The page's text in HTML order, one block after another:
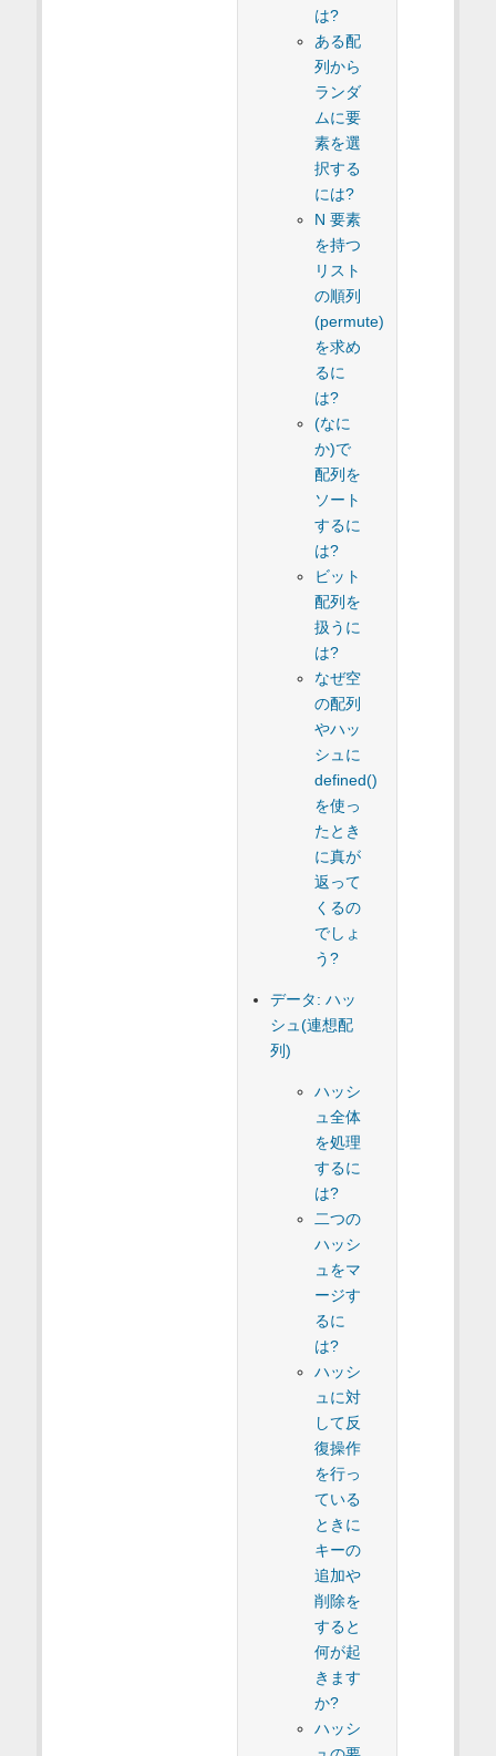
は?
ある配
列から
ランダ
ムに要
素を選
択する
には?
N 要素
を持つ
リスト
の順列
(permute)
を求め
るに
は?
(なに
か)で
配列を
ソート
するに
は?
ビット
配列を
扱うに
は?
なぜ空
の配列
やハッ
シュに
defined()
を使っ
たとき
に真が
返って
くるの
でしょ
う?
データ: ハッ
シュ(連想配
列)
ハッシ
ュ全体
を処理
するに
は?
二つの
ハッシ
ュをマ
ージす
るに
は?
ハッシ
ュに対
して反
復操作
を行っ
ている
ときに
キーの
追加や
削除を
すると
何が起
きます
か?
ハッシ